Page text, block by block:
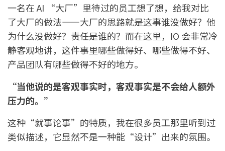
一名在 AI “大厂”里待过的员工想了想，给我对比
了大厂的做法——大厂的思路就是这事谁没做好？他
为什么没做好？责任是谁的？而在这里，IO 会非常冷
静客观地讲，这件事里哪些做得好、哪些做得不好、
产品团队有哪些做得不好的地方。
“当他说的是客观事实时，客观事实是不会给人额外
压力的。”
这种“就事论事”的特质，我在很多员工那里听到过
类似描述，它显然不是一种能“设计”出来的氛围。